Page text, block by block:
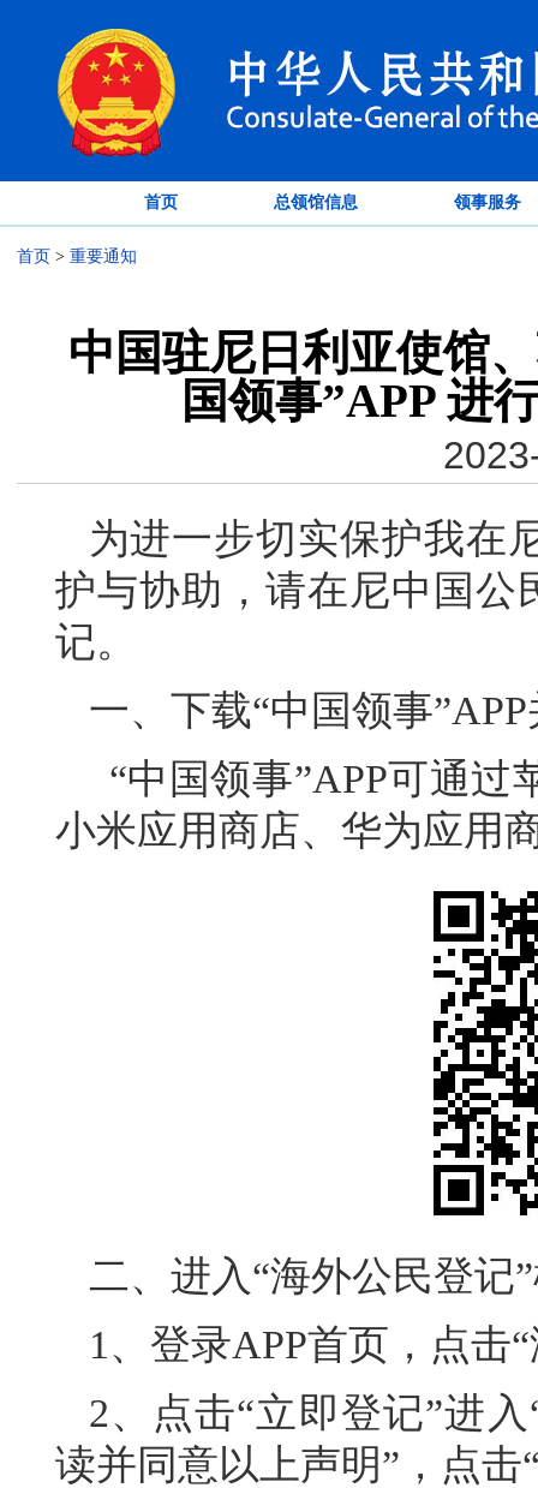
首页 总领馆信息 领事服务
首页 > 重要通知
中国驻尼日利亚使馆
国领事”APP 进
为进一步切实保护我在
护与协助，请在尼中国公
记。
一、下载“中国领事
“中国领事”APP可通
小米应用商店、华为应用
二、进入“海外公民登记
1、登录APP首页，点击
2、点击“立即登记”进
读并同意以上声明”，点击